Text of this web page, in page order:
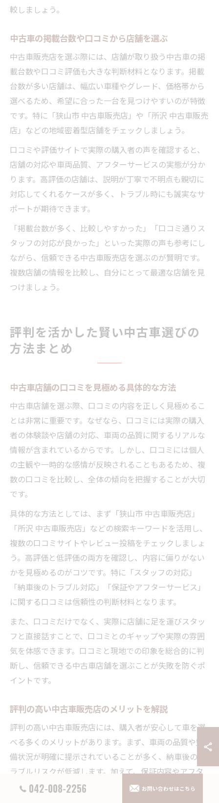
較しましょう。
中古車の掲載台数や口コミから店舗を選ぶ
中古車販売店を選ぶ際には、店舗が取り扱う中古車の掲
載台数や口コミ評価も大きな判断材料となります。掲載
台数が多い店舗は、幅広い車種やグレード、価格帯から
選べるため、希望に合った一台を見つけやすいのが特徴
です。特に「狭山市 中古車販売店」や「所沢 中古車販売
店」などの地域密着型店舗をチェックしましょう。
口コミや評価サイトで実際の購入者の声を確認すると、
店舗の対応や車両品質、アフターサービスの実態が分か
ります。高評価の店舗は、説明が丁寧で不明点も親切に
対応してくれるケースが多く、トラブル時にも誠実なサ
ポートが期待できます。
「掲載台数が多く、比較しやすかった」「口コミ通りス
タッフの対応が良かった」といった実際の声も参考にし
ながら、信頼できる中古車販売店を選ぶのが賢明です。
複数店舗の情報を比較し、自分にとって最適な店舗を見
つけましょう。
評判を活かした賢い中古車選びの
方法まとめ
中古車店舗の口コミを見極める具体的な方法
中古車店舗を選ぶ際、口コミの内容を正しく見極めるこ
とは非常に重要です。なぜなら、口コミには実際の購入
者の体験談や店舗の対応、車両の品質に関するリアルな
情報が含まれているからです。しかし、口コミには個人
の主観や一時的な感情が反映されることもあるため、複
数の口コミを比較し、全体の傾向を把握することが大切
です。
具体的な方法としては、まず「狭山市 中古車販売店」
「所沢 中古車販売店」などの検索キーワードを活用し、
複数の口コミサイトやレビュー投稿をチェックしましょ
う。高評価と低評価の両方を確認し、内容に偏りがない
かを見極めるのがコツです。特に「スタッフの対応」
「納車後のトラブル対応」「保証やアフターサービス」
に関する口コミは信頼性の判断材料となります。
また、口コミだけでなく、実際に店舗に足を運びスタッ
フと直接話すことで、口コミとのギャップや実際の雰囲
気を体感できます。口コミと現地での印象を総合的に判
断し、信頼できる中古車店舗を選ぶことが失敗を防ぐポ
イントです。
評判の高い中古車販売店のメリットを解説
評判の高い中古車販売店には、購入者が安心して車を選
べる多くのメリットがあります。まず、車両の品質や整
備状況が明確に提示されていることが多く、納車後のト
ラブルリスクが低減します。加えて、保証内容やアフタ
ーサービスが充実しているため、万が一の際にも迅速な
042-008-2256 お問い合わせはこちら